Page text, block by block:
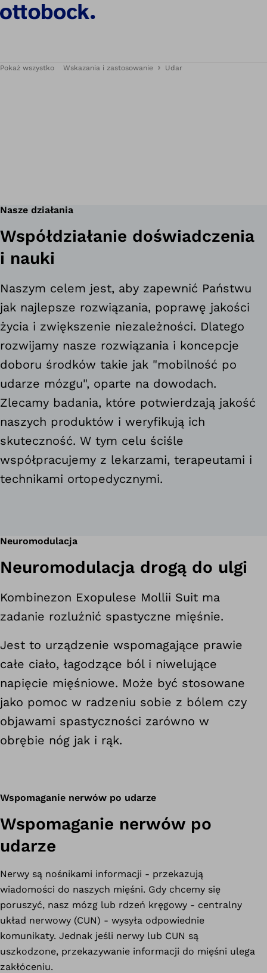
Pokaż wszystko Wskazania i zastosowanie Udar
Nasze działania
Współdziałanie doświadczenia
i nauki
Naszym celem jest, aby zapewnić Państwu
jak najlepsze rozwiązania, poprawę jakości
życia i zwiększenie niezależności. Dlatego
rozwijamy nasze rozwiązania i koncepcje
doboru środków takie jak "mobilność po
udarze mózgu", oparte na dowodach.
Zlecamy badania, które potwierdzają jakość
naszych produktów i weryfikują ich
skuteczność. W tym celu ściśle
współpracujemy z lekarzami, terapeutami i
technikami ortopedycznymi.
Neuromodulacja
Neuromodulacja drogą do ulgi
Kombinezon Exopulese Mollii Suit ma
zadanie rozluźnić spastyczne mięśnie.
Jest to urządzenie wspomagające prawie
całe ciało, łagodzące ból i niwelujące
napięcie mięśniowe. Może być stosowane
jako pomoc w radzeniu sobie z bólem czy
objawami spastyczności zarówno w
obrębie nóg jak i rąk.
Wspomaganie nerwów po udarze
Wspomaganie nerwów po
udarze
Nerwy są nośnikami informacji - przekazują
wiadomości do naszych mięśni. Gdy chcemy się
poruszyć, nasz mózg lub rdzeń kręgowy - centralny
układ nerwowy (CUN) - wysyła odpowiednie
komunikaty. Jednak jeśli nerwy lub CUN są
uszkodzone, przekazywanie informacji do mięśni ulega
zakłóceniu.